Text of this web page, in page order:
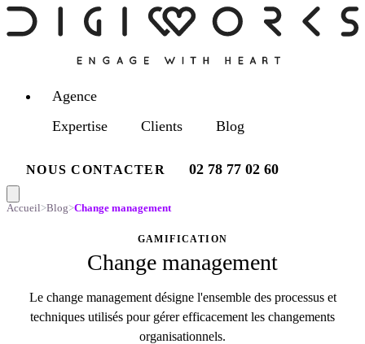
Agence
Expertise
Clients Blog
NOUS CONTACTER 02 78 77 02 60
Accueil>Blog>Change management
GAMIFICATION
Change management
Le change management désigne l'ensemble des processus et
techniques utilisés pour gérer efficacement les changements
organisationnels.